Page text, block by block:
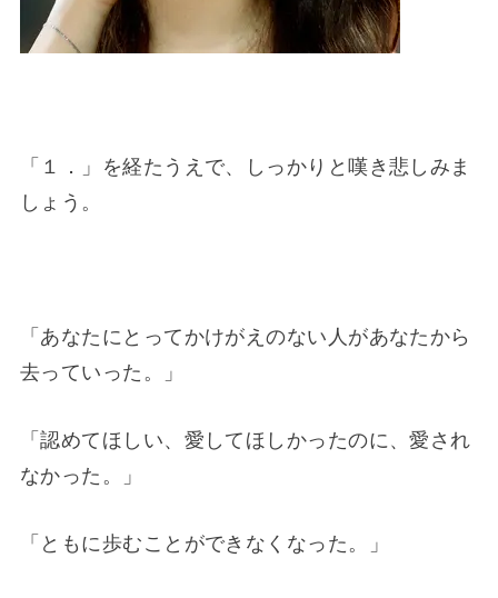
「１．」を経たうえで、しっかりと嘆き悲しみま
しょう。
「あなたにとってかけがえのない人があなたから
去っていった。」
「認めてほしい、愛してほしかったのに、愛され
なかった。」
「ともに歩むことができなくなった。」